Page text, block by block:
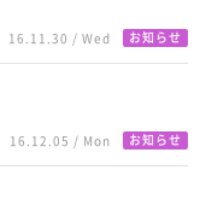
16.11.30 / Wed お知らせ
16.12.05 / Mon お知らせ